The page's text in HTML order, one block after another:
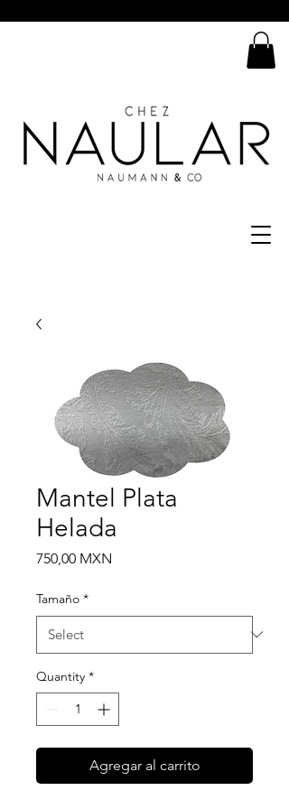
Mantel Plata
Helada
750,00 MXN
Tamaño *
Quantity *
Agregar al carrito